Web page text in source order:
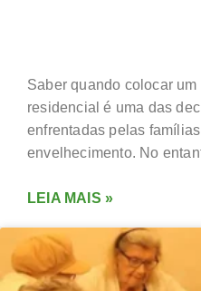
Saber quando colocar
residencial é uma das
enfrentadas pelas
envelhecimento. No
LEIA MAIS »